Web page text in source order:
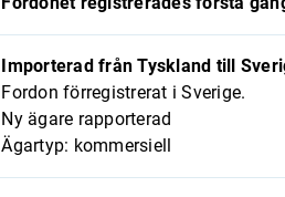
Importerad från Tyskland till
Fordon förregistrerat i Sverige.
Ny ägare rapporterad
Ägartyp: kommersiell